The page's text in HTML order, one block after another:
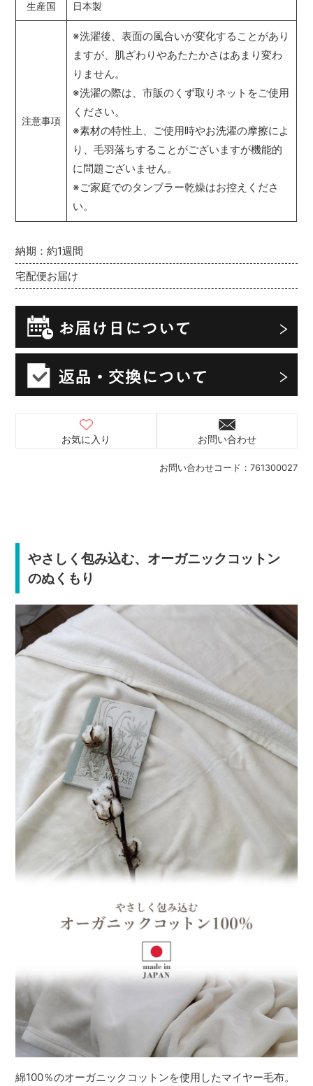
お問い合わせコード： 761300027
納期：約1週間
宅配便お届け
お気に入り お問い合わせ
やさしく包み込む、オーガニックコットン
のぬくもり
綿100％のオーガニックコットンを使用したマイヤー毛布。
生産国 日本製
注意事項
※洗濯後、表面の風合いが変化することがあり
ますが、肌ざわりやあたたかさはあまり変わ
りません。
※洗濯の際は、市販のくず取りネットをご使用
ください。
※素材の特性上、ご使用時やお洗濯の摩擦によ
り、毛羽落ちすることがございますが機能的
に問題ございません。
※ご家庭でのタンブラー乾燥はお控えくださ
い。